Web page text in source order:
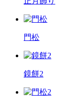
門松
鏡餅2